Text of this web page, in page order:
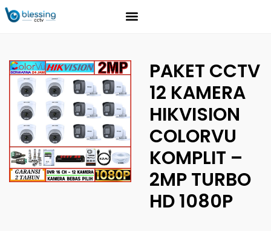
PAKET CCTV
12 KAMERA
HIKVISION
COLORVU
KOMPLIT –
2MP TURBO
HD 1080P